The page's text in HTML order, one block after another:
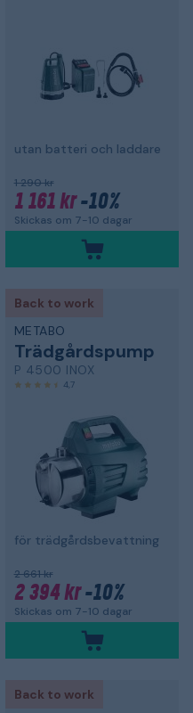
utan batteri och laddare
1 290 kr
1 161 kr-10%
Skickas om 7-10 dagar
Back to work
METABO
Trädgårdspump
P 4500 INOX
4,7
för trädgårdsbevattning
2 661 kr
2 394 kr-10%
Skickas om 7-10 dagar
Back to work